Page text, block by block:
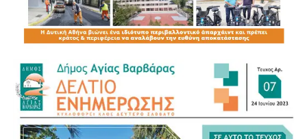
Σύμφωνα με πληροφορίες, στον Ε.Κ. επιβλήθηκε ποινή
κάθειρξης δέκα ετών, με το δικαστήριο να αξιολογεί το
σύνολο των στοιχείων που περιλαμβάνονταν στη
ιστορίας που ίσως αξίζει περισσότερο από όλες να
αναδειχθεί. Οι κάτοικοι πήγαν και κατέθεσαν. Δεν έμειναν
στο «τον είδαμε», «ξέρουμε ποιος είναι», «μας έκλεψε».
Δεν επικράτησε το γνωστό «πού να τρέχω τώρα», «δεν